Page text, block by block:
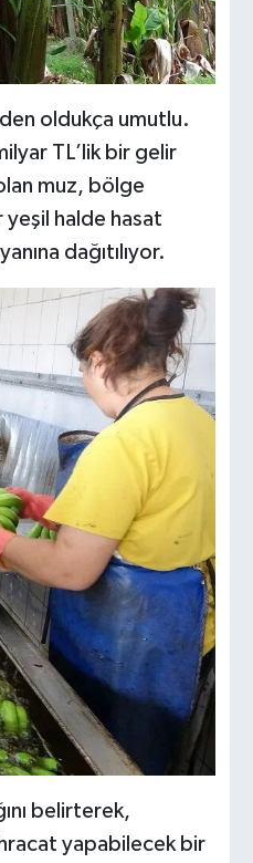
oldukça umutlu.
TL’lik bir gelir
muz, bölge
yeşil halde hasat
dağıtılıyor.
belirterek,
yapabilecek bir